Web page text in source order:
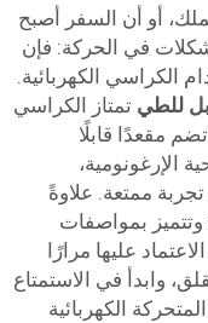
أو أن السفر أصبح
في الحركة: فإن
الكراسي الكهربائية.
للطي تمتاز الكراسي
مقعدًا قابلًا
الإرغونومية،
ممتعة. علاوةً
وتتميز بمواصفات
عليها مرارًا
وابدأ في الاستمتاع
الكهربائية